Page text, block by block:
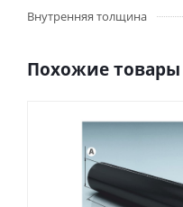
Внутренняя толщина
Похожие товары